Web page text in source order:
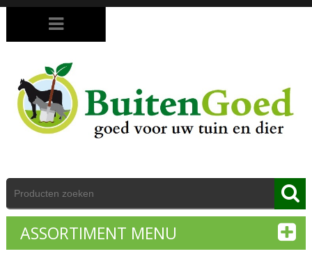
ASSORTIMENT MENU